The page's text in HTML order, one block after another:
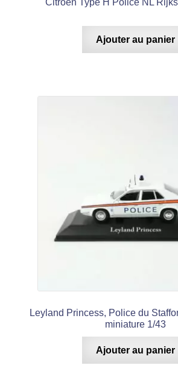
Citroën Type H Police NL
Ajouter au panier
Leyland Princess, Police du
miniature 1/43
Ajouter au panier